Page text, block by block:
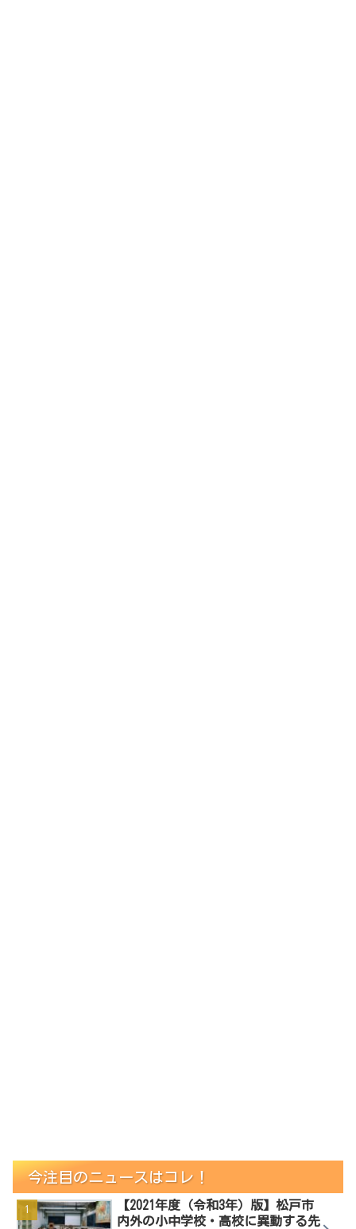
今注目のニュースはコレ！
【2021年度（令和3年）版】松戸市
内外の小中学校・高校に異動する先